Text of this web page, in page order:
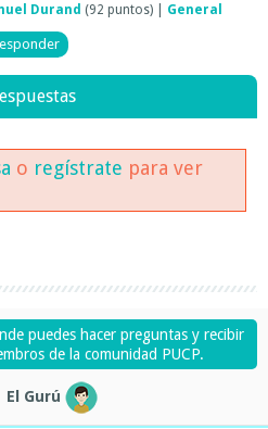
Durand (92 puntos) General
o regístrate para ver
puedes hacer preguntas y recibir
de la comunidad PUCP.
El Gurú